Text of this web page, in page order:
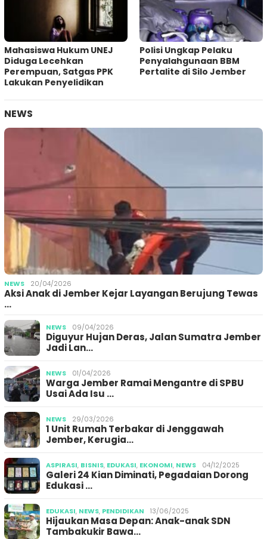
Mahasiswa Hukum UNEJ
Diduga Lecehkan
Perempuan, Satgas PPK
Lakukan Penyelidikan
Polisi Ungkap Pelaku
Penyalahgunaan BBM
Pertalite di Silo Jember
NEWS
NEWS 20/04/2026
Aksi Anak di Jember Kejar Layangan Berujung Tewas
…
NEWS 09/04/2026
Diguyur Hujan Deras, Jalan Sumatra Jember
Jadi Lan…
NEWS 01/04/2026
Warga Jember Ramai Mengantre di SPBU
Usai Ada Isu …
NEWS 29/03/2026
1 Unit Rumah Terbakar di Jenggawah
Jember, Kerugia…
ASPIRASI, BISNIS, EDUKASI, EKONOMI, NEWS 04/12/2025
Galeri 24 Kian Diminati, Pegadaian Dorong
Edukasi …
EDUKASI, NEWS, PENDIDIKAN 13/06/2025
Hijaukan Masa Depan: Anak-anak SDN
Tambakukir Bawa…